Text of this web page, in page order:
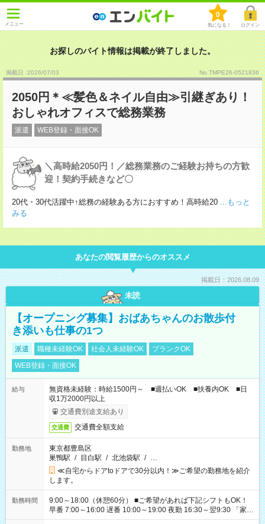
メニュー
0
気になる！ ログイン
お探しのバイト情報は掲載が終了しました。
掲載日 :2026/07/03 No.TMPE26-0521836
2050円＊≪髪色＆ネイル自由≫引継ぎあり！
おしゃれオフィスで総務業務
派遣 WEB登録・面接OK
＼高時給2050円！／総務業務のご経験お持ちの方歓
迎！契約手続きなど〇
20代・30代活躍中↑総務の経験ある方におすすめ！高時給20 ...もっと
みる
あなたの閲覧履歴からのオススメ
掲載日：2026.08.09
未読
【オープニング募集】おばあちゃんのお散歩付
き添いも仕事の1つ
派遣 職種未経験OK 社会人未経験OK
ブランクOK
WEB登録・面接OK
給与
無資格未経験：時給1500円～ ■週払いOK ■扶養内OK ■日
収1万2000円以上
交通費別途支給あり
交通費 交通費全額支給
勤務地
東京都豊島区
巣鴨駅 / 目白駅 / 北池袋駅 / …
≪自宅からドアtoドアで30分以内！≫ご希望の勤務地を紹介
します。
勤務時間
9:00～18:00（休憩60分） ■ご希望があれば下記シフトもOK！
早番 7:00～16:00 遅番 10:00～19:00 夜勤 16:30～翌9:30 「家族
と休みを合わせたい」 「余裕を持って夕飯の準備がしたい」